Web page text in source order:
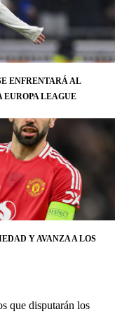
ENFRENTARÁ AL
LEAGUE
Y AVANZA A LOS
que disputarán los